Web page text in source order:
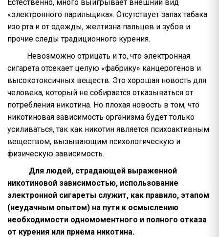
Естественно, много выигрывает внешний вид
«электронного парильщика». Отсутствует запах табака
изо рта и от одежды, желтизна пальцев и зубов и
прочие следы традиционного курения.
Невозможно отрицать и то, что электронная
сигарета отсекает целую «фабрику» канцерогенов и
высокотоксичных веществ. Это хорошая новость для
человека, который не собирается отказываться от
потребления никотина. Но плохая новость в том, что
никотиновая зависимость организма будет только
усиливаться, так как никотин является психоактивным
веществом, вызывающим психологическую и
физическую зависимость.
Для людей, страдающей выраженной
никотиновой зависимостью, использование
электронной сигареты служит, как правило, этапом
(неудачным опытом) на пути к осмыслению
необходимости одномоментного и полного отказа
от курения или приема никотина.